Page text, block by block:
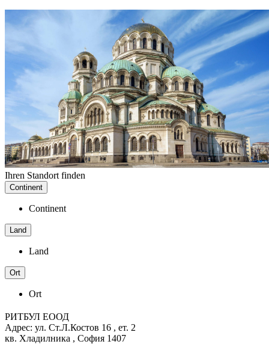
Ihren Standort finden
Continent
Continent
Land
Land
Ort
Ort
РИТБУЛ ЕООД
Адрес: ул. Ст.Л.Костов 16 , ет. 2
кв. Хладилника , София 1407